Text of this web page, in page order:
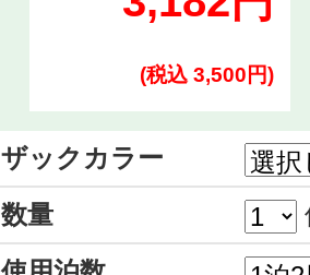
(税込 3,500円)
ザックカラー
数量